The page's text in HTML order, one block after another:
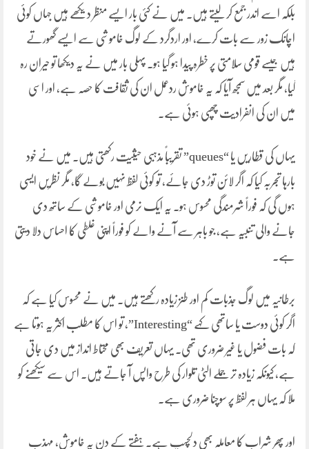
بلکہ اسے اندر جمع کر لیتے ہیں۔ میں نے کئی بار ایسے منظر دیکھے ہیں جہاں کوئی
اچانک زور سے بات کرے، اور اردگرد کے لوگ خاموشی سے ایسے گھورتے
ہیں جیسے قومی سلامتی پر خطرہ پیدا ہو گیا ہو۔ پہلی بار میں نے یہ دیکھا تو حیران رہ
گیا، مگر بعد میں سمجھ آیا کہ یہ خاموش ردعمل ان کی ثقافت کا حصہ ہے، اور اسی
میں ان کی انفرادیت چھپی ہوئی ہے۔
یہاں کی قطاریں یا “queues” تقریباً مذہبی حیثیت رکھتی ہیں۔ میں نے خود
بارہا تجربہ کیا کہ اگر لائن توڑ دی جائے، تو کوئی لفظ نہیں بولے گا، مگر نظریں ایسی
ہوں گی کہ فوراً شرمندگی محسوس ہو۔ یہ ایک نرمی اور خاموشی کے ساتھ دی
جانے والی تنبیہ ہے، جو باہر سے آنے والے کو فوراً اپنی غلطی کا احساس دلا دیتی
ہے۔
برطانیہ میں لوگ جذبات کم اور طنز زیادہ رکھتے ہیں۔ میں نے محسوس کیا ہے کہ
اگر کوئی دوست یا ساتھی کہے “Interesting”، تو اس کا مطلب اکثر یہ ہوتا ہے
کہ بات فضول یا غیر ضروری تھی۔ یہاں تعریف بھی محتاط انداز میں دی جاتی
ہے، کیونکہ زیادہ تر جملے الٹی تلوار کی طرح واپس آ جاتے ہیں۔ اس سے سیکھنے کو
ملا کہ یہاں ہر لفظ پر سوچنا ضروری ہے۔
اور پھر شراب کا معاملہ بھی دلچسپ ہے۔ ہفتے کے دن یہ خاموش، مہذب